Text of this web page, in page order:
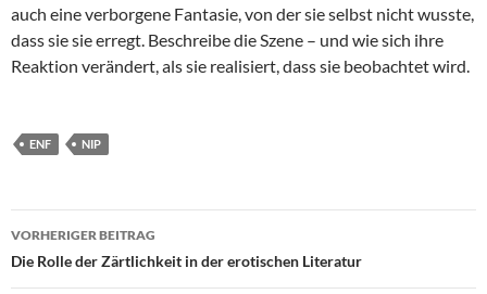
auch eine verborgene Fantasie, von der sie selbst nicht wusste,
dass sie sie erregt. Beschreibe die Szene – und wie sich ihre
Reaktion verändert, als sie realisiert, dass sie beobachtet wird.
ENF NIP
Beitragsnavigation
VORHERIGER BEITRAG
Die Rolle der Zärtlichkeit in der erotischen Literatur